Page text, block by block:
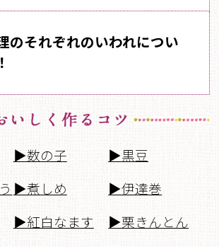
物
PARK とは
のそれぞれのいわれについ
▶数の子 ▶黒豆
▶煮しめ ▶伊達巻
▶紅白なます ▶栗きんとん